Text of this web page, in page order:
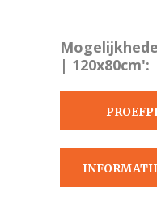
| 120x80cm':